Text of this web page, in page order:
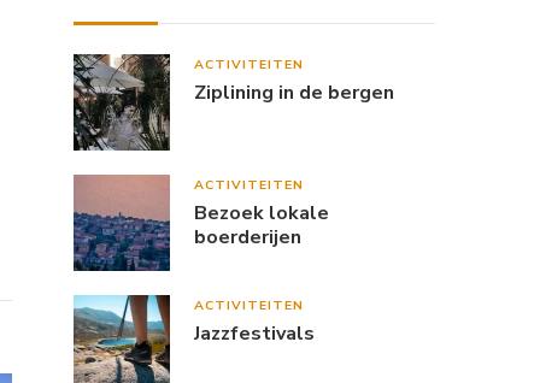
ACTIVITEITEN
Ziplining in de bergen
ACTIVITEITEN
Bezoek lokale
boerderijen
ACTIVITEITEN
Jazzfestivals